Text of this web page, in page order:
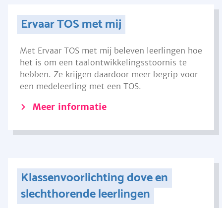
Ervaar TOS met mij
Met Ervaar TOS met mij beleven leerlingen hoe
het is om een taalontwikkelingsstoornis te
hebben. Ze krijgen daardoor meer begrip voor
een medeleerling met een TOS.
Meer informatie
Klassenvoorlichting dove en
slechthorende leerlingen